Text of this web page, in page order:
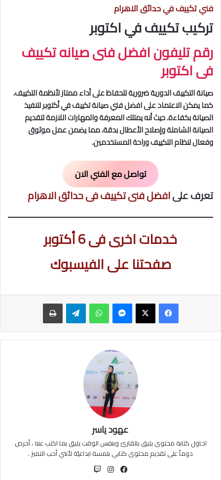
فني تكييف في حدائق الاهرام
تركيب تكييف في اكتوبر
رقم تليفون افضل فنى صيانه تكييف
فى اكتوبر
صيانة التكييف الدورية ضرورية للحفاظ على أداء ممتاز لأنظمة التكييف،
كما يمكن الاعتماد على افضل فني صيانة تكييف في أكتوبر لتنفيذ
الصيانة بكفاءة. حيث أنه يمتلك المعرفة والمهارات اللازمة لتقديم
الصيانة الشاملة وإصلاح الأعطال بدقة، مما يضمن عمل موثوق
وفعال لنظام التكييف وراحة المستخدمين.
تواصل مع الفني الان
تعرف علىافضل فنى تكييف فى حدائق الاهرام
خدمات اخرى فى 6 أكتوبر
صفحتنا على الفيسبوك
ماسنجر واتساب تيلقرام طباعة
عهود ياسر
احاول كتابة محتوى يليق بالقارئ وبنفس الوقت يليق بما اكتب عنه ، أحرص
دوماً على تقديم محتوى كتابي بلمسة ابداعيّة لأنني أحب التميز .
فيسبوكانستقرام